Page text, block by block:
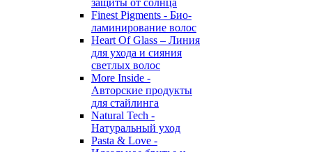
защиты от солнца
Finest Pigments - Био-
ламинирование волос
Heart Of Glass – Линия
для ухода и сияния
светлых волос
More Inside -
Авторские продукты
для стайлинга
Natural Tech -
Натуральный уход
Pasta & Love -